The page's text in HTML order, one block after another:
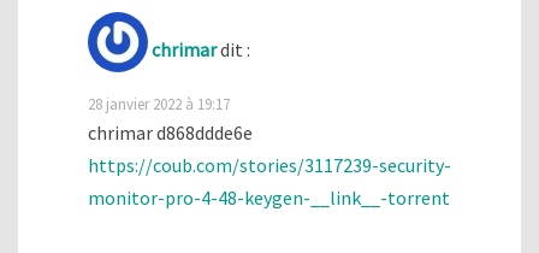
chrimardit :
28 janvier 2022 à 19:17
chrimar d868ddde6e
https://coub.com/stories/3117239-security-
monitor-pro-4-48-keygen-__link__-torrent